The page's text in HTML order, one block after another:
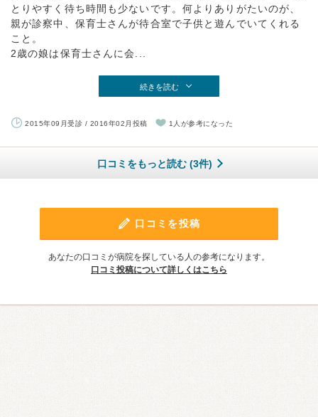
とりやすく待ち時間も少ないです。何よりありがたいのが、
親が診察中、保育士さんが待合室で子供と遊んでいてくれる
こと。
2歳の娘は保育士さんに会...
続きを読む
2015年09月受診 / 2016年02月投稿 1人が参考になった
口コミをもっと読む (3件)
口コミを投稿
あなたの口コミが病院を探している人の参考になります。
口コミ投稿について詳しくはこちら